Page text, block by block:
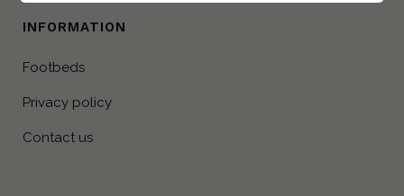
INFORMATION
Footbeds
Privacy policy
Contact us